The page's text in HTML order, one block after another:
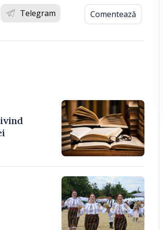
Telegram Comentează